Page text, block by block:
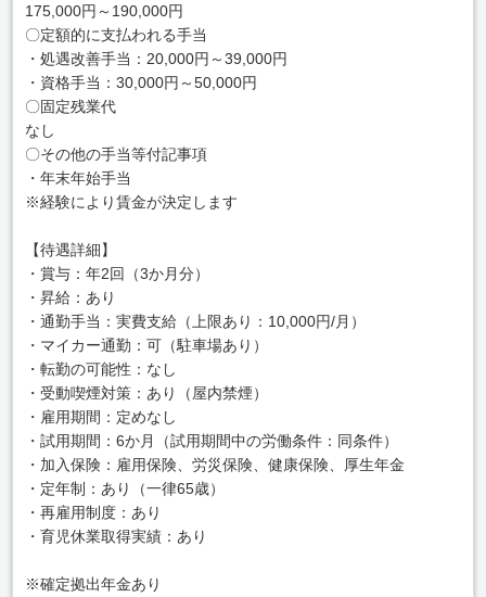
175,000円～190,000円
〇定額的に支払われる手当
・処遇改善手当：20,000円～39,000円
・資格手当：30,000円～50,000円
〇固定残業代
なし
〇その他の手当等付記事項
・年末年始手当
※経験により賃金が決定します
【待遇詳細】
・賞与：年2回（3か月分）
・昇給：あり
・通勤手当：実費支給（上限あり：10,000円/月）
・マイカー通勤：可（駐車場あり）
・転勤の可能性：なし
・受動喫煙対策：あり（屋内禁煙）
・雇用期間：定めなし
・試用期間：6か月（試用期間中の労働条件：同条件）
・加入保険：雇用保険、労災保険、健康保険、厚生年金
・定年制：あり（一律65歳）
・再雇用制度：あり
・育児休業取得実績：あり
※確定拠出年金あり